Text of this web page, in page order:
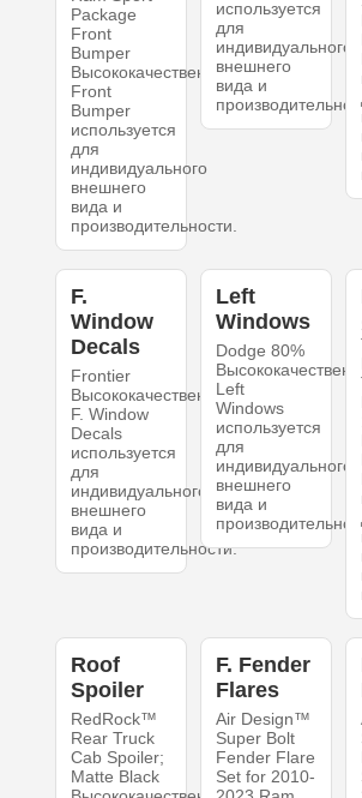
Package
Front
Bumper
Высококачественный
Front
Bumper
используется
для
индивидуального
внешнего
вида и
производительности.
используется
для
индивидуального
внешнего
вида и
F.
Window
Decals
Frontier
Высококачественный
F. Window
Decals
используется
для
индивидуального
внешнего
вида и
производительности.
Left
Windows
Dodge 80%
Left
Windows
используется
для
индивидуального
внешнего
вида и
Roof
Spoiler
RedRock™
Rear Truck
Cab Spoiler;
Matte Black
F. Fender
Flares
Air Design™
Super Bolt
Fender Flare
Set for 2010-